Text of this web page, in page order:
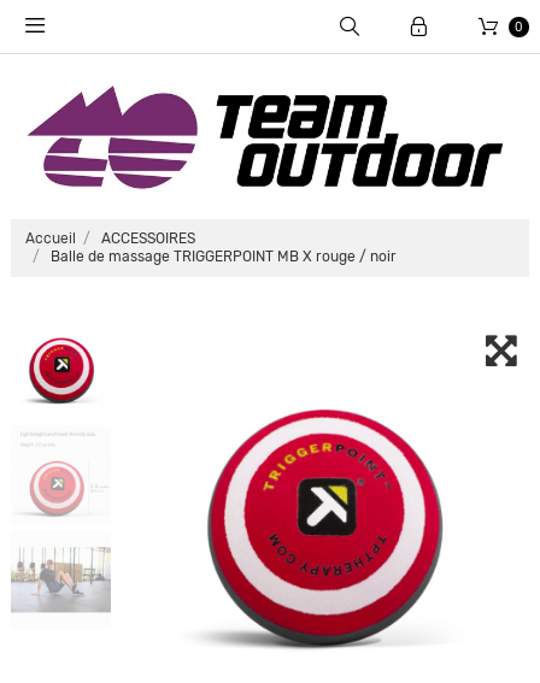
0
Accueil
ACCESSOIRES
Balle de massage TRIGGERPOINT MB X rouge / noir